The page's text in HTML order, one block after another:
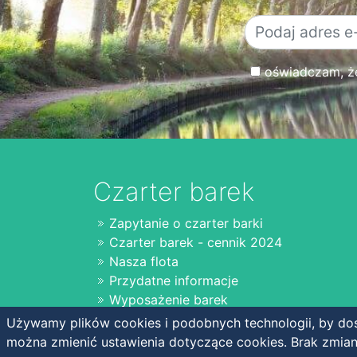
oświadczam,
Czarter barek
Zapytanie o czarter barki
Czarter barek - cennik 2024
Nasza flota
Przydatne informacje
Wyposażenie barek
Używamy plików cookies i podobnych technologii, by
można zmienić ustawienia dotyczące cookies. Brak